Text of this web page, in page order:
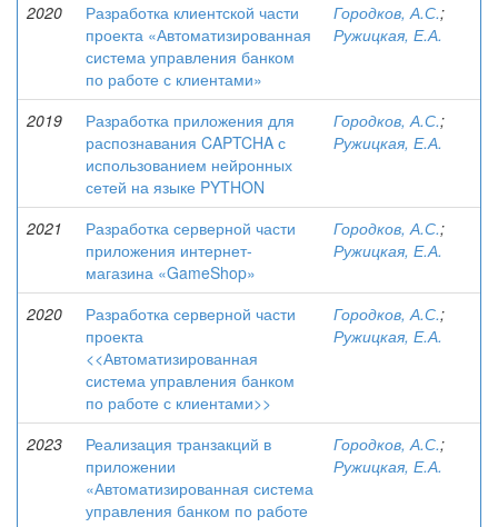
2020
Разработка клиентской части
проекта «Автоматизированная
система управления банком
по работе с клиентами»
Городков, А.С.;
Ружицкая, Е.А.
2019
Разработка приложения для
распознавания CAPTCHA с
использованием нейронных
сетей на языке PYTHON
Городков, А.С.;
Ружицкая, Е.А.
2021
Разработка серверной части
приложения интернет-
магазина «GameShop»
Городков, А.С.;
Ружицкая, Е.А.
2020
Разработка серверной части
проекта
<<Автоматизированная
система управления банком
по работе с клиентами>>
Городков, А.С.;
Ружицкая, Е.А.
2023
Реализация транзакций в
приложении
«Автоматизированная система
управления банком по работе
Городков, А.С.;
Ружицкая, Е.А.